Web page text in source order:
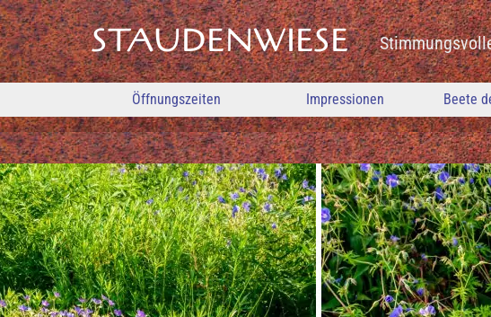
STAUDENWIESE
Öffnungszeiten Impressionen Beete